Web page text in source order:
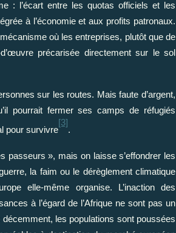
: l’écart entre les quotas officiels et les
à l’économie et aux profits patronaux.
où les entreprises, plutôt que de
précarisée directement sur le sol
sur les routes. Mais faute d’argent,
pourrait fermer ses camps de réfugiés
pour survivre
[3]
.
passeurs », mais on laisse s’effondrer les
la faim ou le dérèglement climatique
elle-même organise. L’inaction des
à l’égard de l’Afrique ne sont pas un
les populations sont poussées